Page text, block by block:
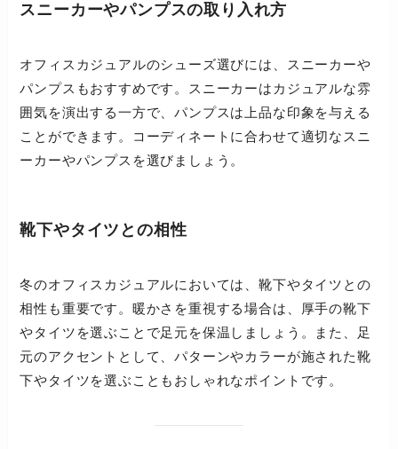
スニーカーやパンプスの取り入れ方
オフィスカジュアルのシューズ選びには、スニーカーや
パンプスもおすすめです。スニーカーはカジュアルな雰
囲気を演出する一方で、パンプスは上品な印象を与える
ことができます。コーディネートに合わせて適切なスニ
ーカーやパンプスを選びましょう。
靴下やタイツとの相性
冬のオフィスカジュアルにおいては、靴下やタイツとの
相性も重要です。暖かさを重視する場合は、厚手の靴下
やタイツを選ぶことで足元を保温しましょう。また、足
元のアクセントとして、パターンやカラーが施された靴
下やタイツを選ぶこともおしゃれなポイントです。